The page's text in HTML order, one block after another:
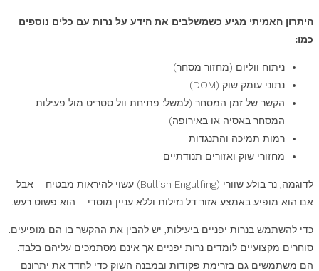
היתרון האמיתי מגיע כשמשלבים את הידע על נרות עם כלים נוספים
כמו:
ניתוח ווליום (מחזור מסחר)
נתוני עומק שוק (DOM)
הקשר של זמן המסחר (למשל: פתיחת וול סטריט מול פעילות
המסחר באסיה או באירופה)
רמות תמיכה והתנגדות
מחזורי שוק ואזורים תנודתיים
לדוגמה, נר בולע שוורי (Bullish Engulfing) עשוי להיראות מבטיח – אבל
אם הוא מופיע באמצע אזור דל נזילות וללא עניין מוסדי – הוא פשוט רעש.
כדי להשתמש בנרות יפניים ביעילות, יש להבין את ההקשר בו הם מופיעים.
סוחרים מקצועיים לומדים נרות יפניים אך אינם מסתמכים עליהם בלבד.
הם משתמשים גם בזרימת פקודות ובמבנה השוק כדי לחדד את יתרונם